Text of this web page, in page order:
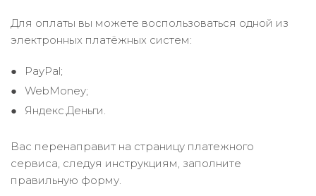
Для оплаты вы можете воспользоваться одной из
электронных платёжных систем:
PayPal;
WebMoney;
Яндекс.Деньги.
Вас перенаправит на страницу платежного
сервиса, следуя инструкциям, заполните
правильную форму.